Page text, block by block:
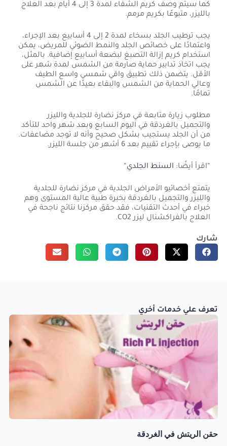
كما سيتم وصف كريم الشفاء لمدة 3 إلى 4 أيام بعد العلاج
بالليزر، متبوعًا بكريم مرمم.
يجب ترطيب الجلد بسخاء لمدة 2 إلى 4 أسابيع بعد الإجراء،
واعتمادًا على خصائص الجلد والنمط الضوئي للمريض، يمكن
استخدام كريم إزالة التصبغ لبضعة أسابيع إضافية. بالمثل،
يجب اتخاذ تدابير حماية صارمة من الشمس لمدة شهر على
الأقل. يتضمن ذلك تطبيق واقي شمسي واسع الطيف
وعالي الحماية من الشمس والبقاء بعيدًا عن الشمس
تمامًا.
مطلوب زيارة متابعة في مركز نضارة للجلدية والليزر
والتجميل بالغردقة في اليوم السابع وبعد شهر واحد للتأكد
من أن الجلد يستجيب بشكل صحيح وأنه لا توجد مضاعفات.
ما يوصى بإجراء تقييم بعد 6 أشهر من جلسة الليزر.
“اقرأ أيضًا: السنط الجلدي“
يتمتع أخصائيو الأمراض الجلدية في مركز نضارة للجلدية
والليزر والتجميل بالغردقة بخبرة طبية عالية المستوى وهم
خبراء في أحدث التقنيات، فقد حقق مركزنا نتائج ناجحة في
العلاج بالفراكشنال ليزر CO2.
شارك
تعرف علي خدمات أخري
حقن الريتش في الغردقة